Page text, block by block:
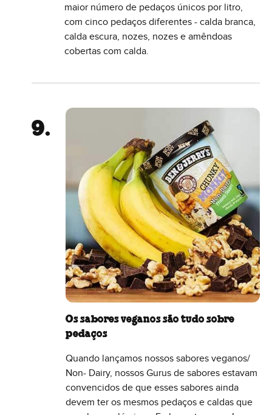
maior número de pedaços únicos por litro,
com cinco pedaços diferentes - calda branca,
calda escura, nozes, nozes e amêndoas
cobertas com calda.
Os sabores veganos são tudo sobre
pedaços
Quando lançamos nossos sabores veganos/
Non- Dairy, nossos Gurus de sabores estavam
convencidos de que esses sabores ainda
devem ter os mesmos pedaços e caldas que